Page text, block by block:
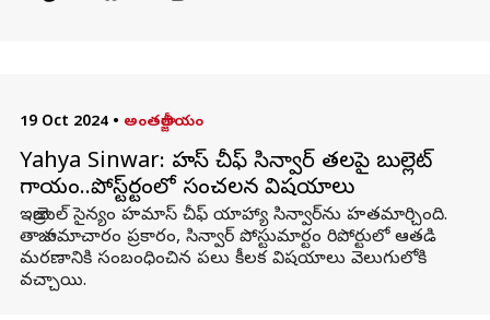
19 Oct 2024 • అంతర్జాతీయం
Yahya Sinwar: హమాస్ చీఫ్ సిన్వార్ తలపై బుల్లెట్
గాయం..పోస్ట్‌మార్టంలో సంచలన విషయాలు
ఇజ్రాయెల్‌ సైన్యం హమాస్‌ చీఫ్‌ యాహ్యా సిన్వార్‌ను హతమార్చింది.
తాజా సమాచారం ప్రకారం, సిన్వార్‌ పోస్టుమార్టం రిపోర్టులో ఆతడి
మరణానికి సంబంధించిన పలు కీలక విషయాలు వెలుగులోకి
వచ్చాయి.